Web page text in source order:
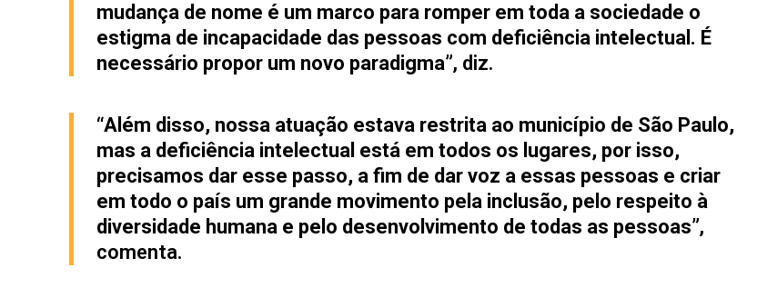
mudança de nome é um marco para romper em toda a sociedade o
estigma de incapacidade das pessoas com deficiência intelectual. É
necessário propor um novo paradigma”, diz.
“Além disso, nossa atuação estava restrita ao município de São Paulo,
mas a deficiência intelectual está em todos os lugares, por isso,
precisamos dar esse passo, a fim de dar voz a essas pessoas e criar
em todo o país um grande movimento pela inclusão, pelo respeito à
diversidade humana e pelo desenvolvimento de todas as pessoas”,
comenta.